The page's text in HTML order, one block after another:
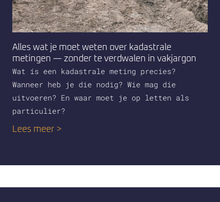
Alles wat je moet weten over kadastrale
metingen — zonder te verdwalen in vakjargon
Wat ís een kadastrale meting precies?
Wanneer heb je die nodig? Wie mag die
uitvoeren? En waar moet je op letten als
particulier?
Lees meer >